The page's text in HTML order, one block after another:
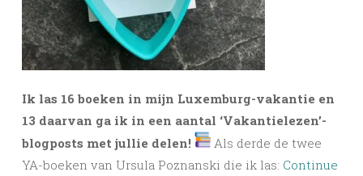
Ik las 16 boeken in mijn Luxemburg-vakantie en
13 daarvan ga ik in een aantal ‘Vakantielezen’-
blogposts met jullie delen!
Als derde de twee
YA-boeken van Ursula Poznanski die ik las: Continue